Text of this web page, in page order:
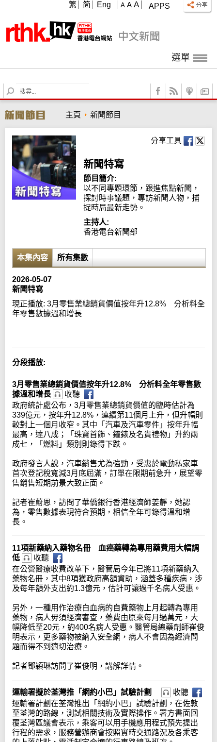
APPS
A A A
繁 简 Eng
選單
S
e
r
c
h
主頁 新聞節目
分享工具
新聞特寫
節目簡介:
以不同專題環節，跟進焦點新聞，
探討時事議題，專訪新聞人物，捕
捉時局最新走勢。
主持人:
香港電台新聞部
本集內容 所有集數
2026-05-07
新聞特寫
現正播放: 3月零售業總銷貨價值按年升12.8% 分析料全
年零售數據溫和增長
分段播放:
3月零售業總銷貨價值按年升12.8% 分析料全年零售數
據溫和增長
收聽
政府統計處公布，3月零售業總銷貨價值的臨時估計為
339億元，按年升12.8%，連續第11個月上升，但升幅則
較對上一個月收窄。其中「汽車及汽車零件」按年升幅
最高，達八成；「珠寶首飾、鐘錶及名貴禮物」升約兩
成七，「燃料」類別則錄得下跌。
政府發言人說，汽車銷售尤為強勁，受惠於電動私家車
首次登記稅寬減3月底屆滿，訂單在限期前急升，展望零
售銷售短期前景大致正面。
記者崔蔚恩，訪問了華僑銀行香港經濟師姜靜，她認
為，零售數據表現符合預期，相信全年可錄得溫和增
長。
11項新藥納入藥物名冊 血癌藥轉為專用藥費用大幅調
低
收聽
在公營醫療收費改革下，醫管局今年已將11項新藥納入
藥物名冊，其中8項獲政府高額資助，涵蓋多種疾病，涉
及每年額外支出約1.3億元，估計可讓過千名病人受惠。
另外，一種用作治療白血病的自費藥物上月起轉為專用
藥物，病人毋須經濟審查，藥費由原來每月過萬元，大
幅降低至20元，約400名病人受惠。醫管局總藥劑師崔俊
明表示，更多藥物被納入安全網，病人不會因為經濟問
題而得不到適切治療。
記者鄧穎琳訪問了崔俊明，講解詳情。
運輸署擬於荃灣推「網約小巴」試驗計劃
收聽
運輸署計劃在荃灣推出「網約小巴」試驗計劃，在佐敦
至荃灣的路線，測試相關技術及實際操作。署方書面回
覆荃灣區議會表示，乘客可以用手機應用程式預先提出
行程的需求，服務營辦商會按照實時交通路況及各乘客